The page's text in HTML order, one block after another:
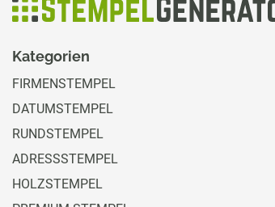
Kategorien
FIRMENSTEMPEL
DATUMSTEMPEL
RUNDSTEMPEL
ADRESSSTEMPEL
HOLZSTEMPEL